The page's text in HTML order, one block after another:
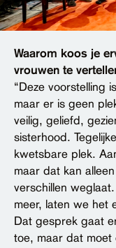
Waarom koos je
vrouwen te
“Deze voorstelling
maar er is geen
veilig, geliefd,
sisterhood.
kwetsbare plek.
maar dat kan
verschillen
meer, laten we het
Dat gesprek gaat
toe, maar dat